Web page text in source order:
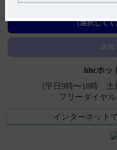
ください。
アンケート:ご意見をお聞かせく
(選択してく
hhcホッ
(平日9時〜18時 土
フリーダイヤ
インターネット